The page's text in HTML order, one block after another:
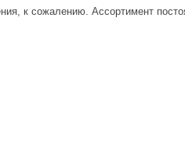
к сожалению. Ассортимент